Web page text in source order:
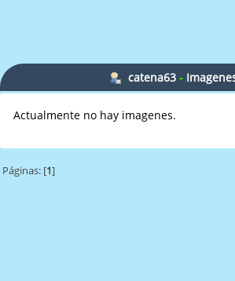
catena63-
Actualmente no hay imagenes.
Páginas: [1]